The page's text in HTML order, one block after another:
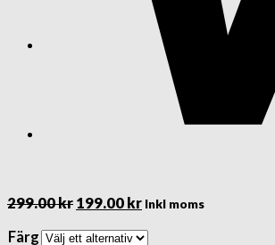
299.00kr Det
priset
199.00 krDet
priset
Inkl moms
Färg